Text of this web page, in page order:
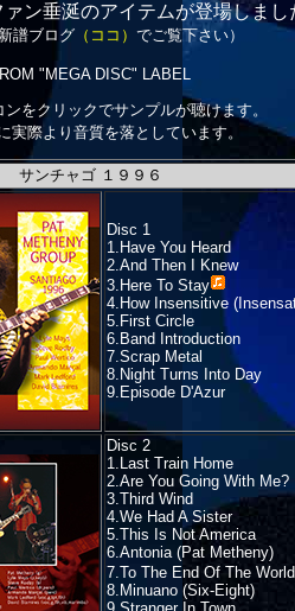
ン垂涎のアイテムが登場しまし
譜ブログ （ココ） でご覧下さい）
"MEGA DISC" LABEL
ンをクリックでサンプルが聴けます。
実際より音質を落としています。
サンチャゴ １９９６
Disc 1
1.Have You Heard
2.And Then I Knew
3. Here To Stay
4.How Insensitive
5.First Circle
6.Band Introduction
7.Scrap Metal
8.Night Turns Into Day
9.Episode D'Azur
Disc 2
1.Last Train Home
2.Are You Going With Me?
3.Third Wind
4.We Had A Sister
5.This Is Not America
6.Antonia (Pat Metheny)
7.To The End Of The World
8.Minuano (Six-Eight)